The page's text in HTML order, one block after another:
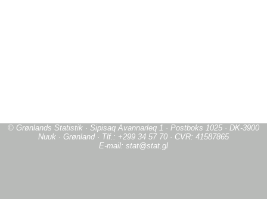
© Grønlands Statistik · Sipisaq Avannarleq 1 · Postboks 1025 · DK-3900
Nuuk · Grønland · Tlf.: +299 34 57 70 · CVR: 41587865
E-mail: stat@stat.gl